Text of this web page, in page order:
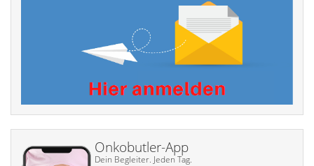
Onkobutler-App
Dein Begleiter. Jeden Tag.